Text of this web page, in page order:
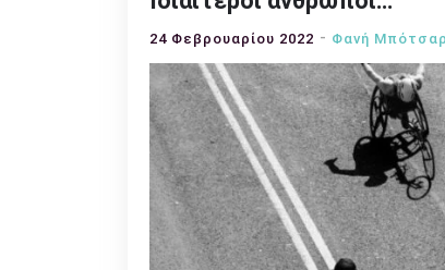
24 Φεβρουαρίου 2022 Φανή